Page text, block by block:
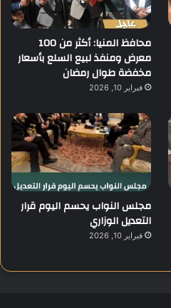
محافظ المنيا: أكثر من 100
معرض ومنفذ لبيع السلع بأسعار
مخفضة طوال رمضان
فبراير 10, 2026
مجلس النواب يحسم اليوم قرار
التعديل الوزاري
فبراير 10, 2026